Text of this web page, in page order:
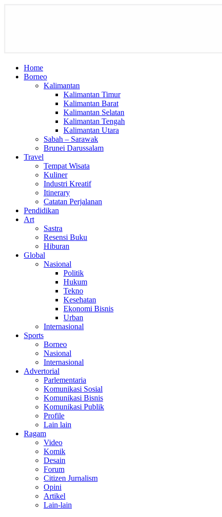
Home
Borneo
Kalimantan
Kalimantan Timur
Kalimantan Barat
Kalimantan Selatan
Kalimantan Tengah
Kalimantan Utara
Sabah – Sarawak
Brunei Darussalam
Travel
Tempat Wisata
Kuliner
Industri Kreatif
Itinerary
Catatan Perjalanan
Pendidikan
Art
Sastra
Resensi Buku
Hiburan
Global
Nasional
Politik
Hukum
Tekno
Kesehatan
Ekonomi Bisnis
Urban
Internasional
Sports
Borneo
Nasional
Internasional
Advertorial
Parlementaria
Komunikasi Sosial
Komunikasi Bisnis
Komunikasi Publik
Profile
Lain lain
Ragam
Video
Komik
Desain
Forum
Citizen Jurnalism
Opini
Artikel
Lain-lain